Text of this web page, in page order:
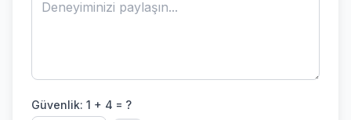
Güvenlik: 1 + 4 = ?